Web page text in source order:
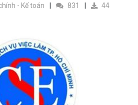
- Kế toán 831 44